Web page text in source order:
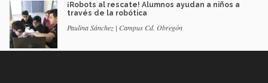
¡Robots al rescate! Alumnos ayudan a niños a
través de la robótica
Paulina Sánchez | Campus Cd. Obregón